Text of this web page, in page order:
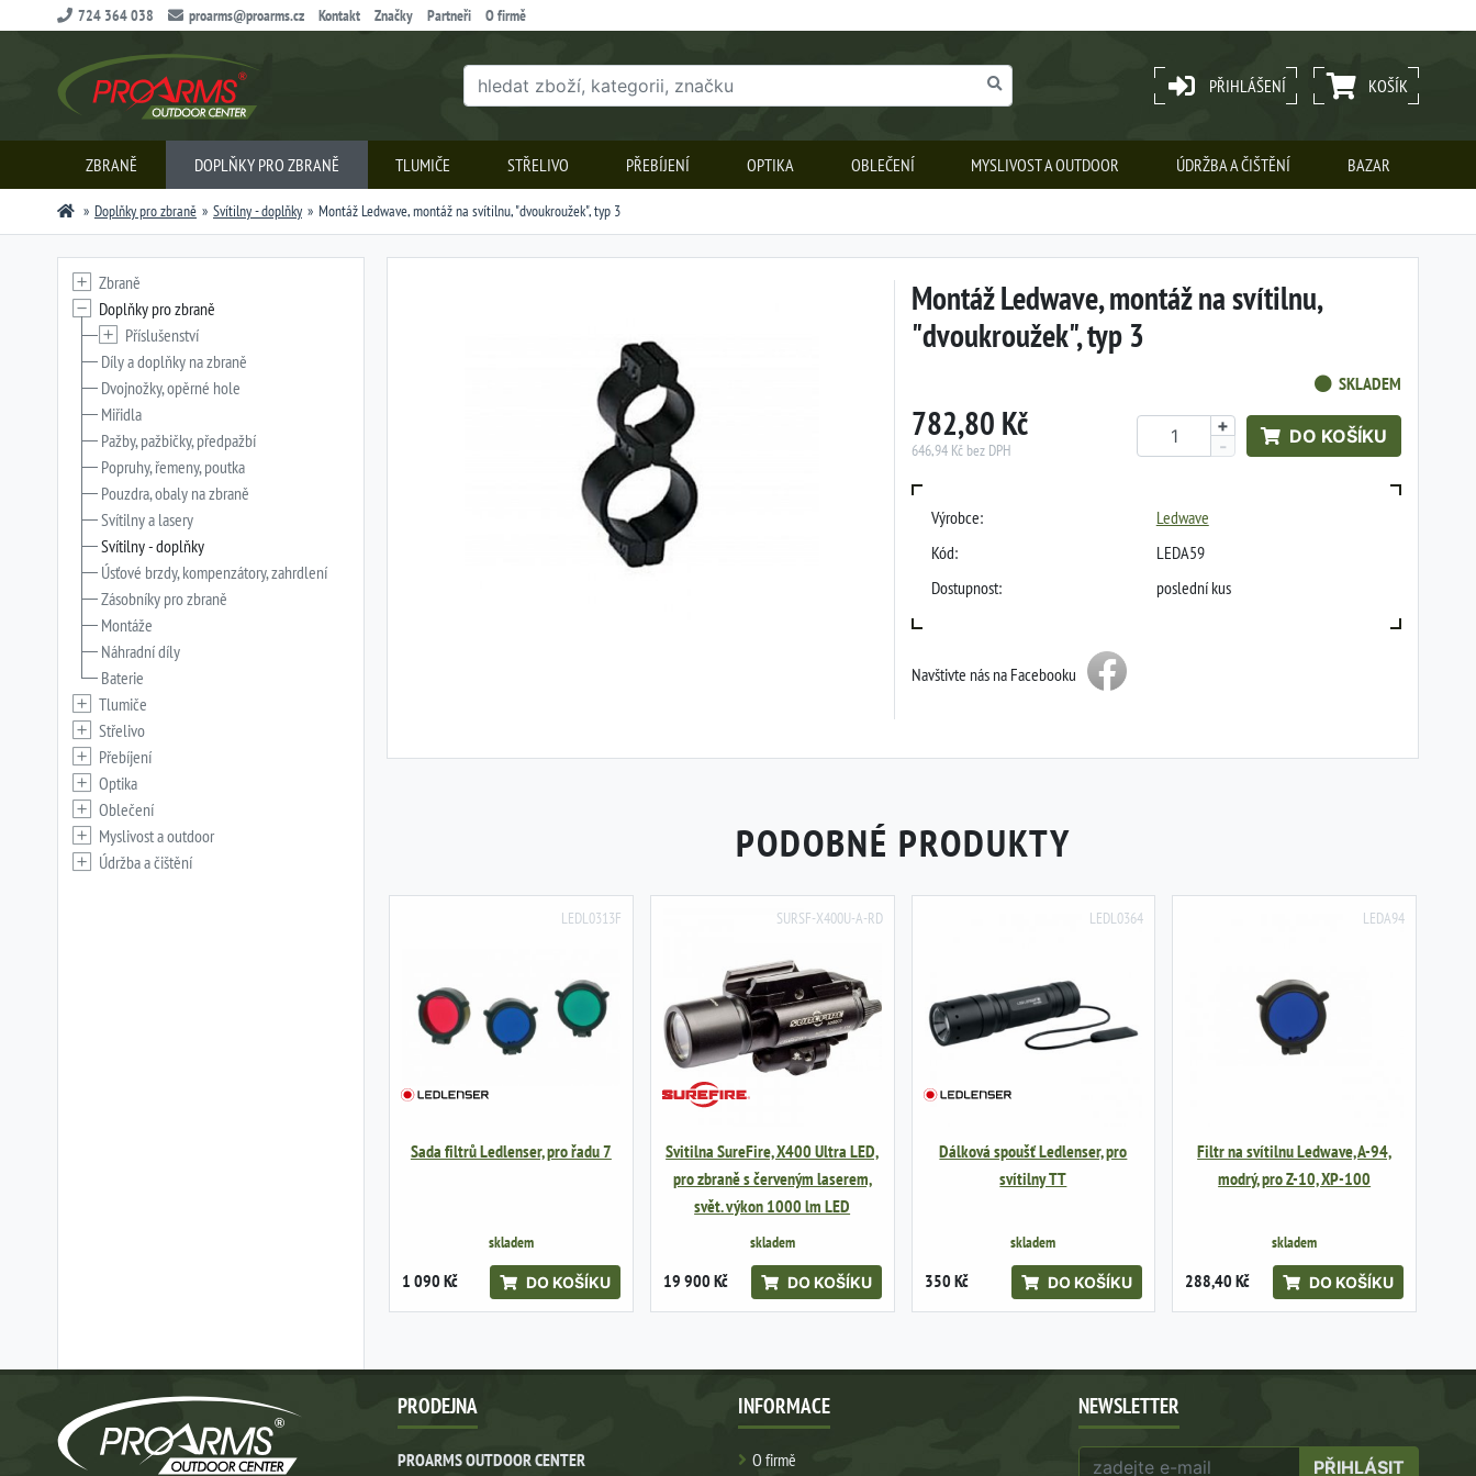
724 364 038 proarms@proarms.cz Kontakt Značky Partneři O firmě
PŘIHLÁŠENÍ KOŠÍK
ZBRANĚ DOPLŇKY PRO ZBRANĚ TLUMIČE STŘELIVO PŘEBÍJENÍ OPTIKA OBLEČENÍ MYSLIVOST A OUTDOOR ÚDRŽBA A ČIŠTĚNÍ BAZAR
Doplňky pro zbraně Svítilny - doplňky Montáž Ledwave, montáž na svítilnu, "dvoukroužek", typ 3
Montáž Ledwave, montáž na svítilnu,
"dvoukroužek", typ 3
SKLADEM
782,80 Kč
646,94 Kč bez DPH
+
-
DO KOŠÍKU
Výrobce:
Ledwave
Kód:
LEDA59
Dostupnost:
poslední kus
Navštivte nás na Facebooku
PODOBNÉ PRODUKTY
LEDL0313F
Sada filtrů Ledlenser, pro řadu 7
skladem
1 090 Kč DO KOŠÍKU
SURSF-X400U-A-RD
Svitilna SureFire, X400 Ultra LED,
pro zbraně s červeným laserem,
svět. výkon 1000 lm LED
skladem
19 900 Kč DO KOŠÍKU
LEDL0364
Dálková spoušť Ledlenser, pro
svítilny TT
skladem
350 Kč DO KOŠÍKU
LEDA94
Filtr na svítilnu Ledwave, A-94,
modrý, pro Z-10, XP-100
skladem
288,40 Kč DO KOŠÍKU
Zbraně
Doplňky pro zbraně
Příslušenství
Díly a doplňky na zbraně
Dvojnožky, opěrné hole
Miřidla
Pažby, pažbičky, předpažbí
Popruhy, řemeny, poutka
Pouzdra, obaly na zbraně
Svítilny a lasery
Svítilny - doplňky
Úsťové brzdy, kompenzátory, zahrdlení
Zásobníky pro zbraně
Montáže
Náhradní díly
Baterie
Tlumiče
Střelivo
Přebíjení
Optika
Oblečení
Myslivost a outdoor
Údržba a čištění
PRODEJNA
PROARMS OUTDOOR CENTER
INFORMACE
O firmě
NEWSLETTER
PŘIHLÁSIT